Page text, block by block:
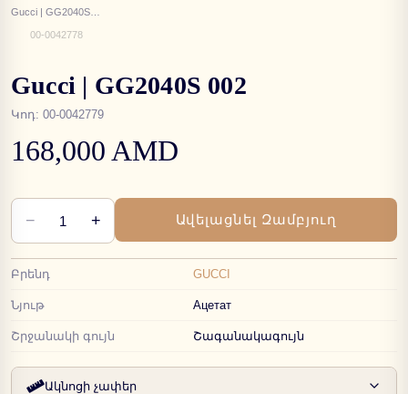
00-0042778
Gucci | GG2040S 002
Կոդ: 00-0042779
168,000 AMD
− 1 + Ավելացնել Զամբյուղ
Բրենդ GUCCI
Նյութ Ацетат
Շրջանակի գույն Շագանակագույն
Ակնոցի չափեր